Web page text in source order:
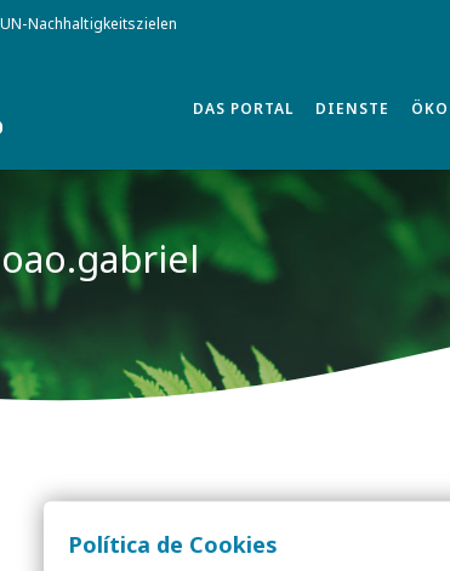
Nachhaltigkeitszielen
DAS PORTAL DIENSTE
Política de Cookies